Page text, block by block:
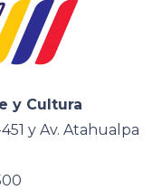
y Cultura
y Av. Atahualpa